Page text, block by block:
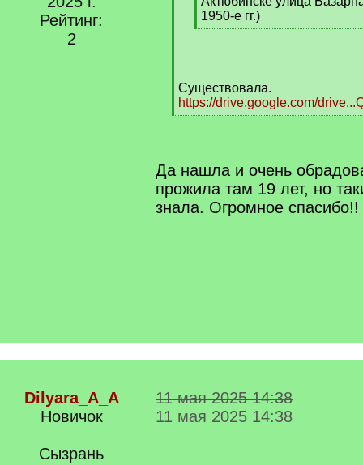
Рейтинг:
2
1950-е гг.)
[
Существовала.
https://drive.google.com/
[
Да нашла и очень
прожила там 19 лет, но
знала. Огромное спасибо!!
Dilyara_A_A
Новичок
Сызрань
11 мая 2025 14:38
11 мая 2025 14:38